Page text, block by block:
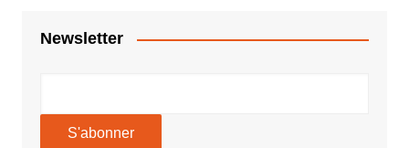
Newsletter